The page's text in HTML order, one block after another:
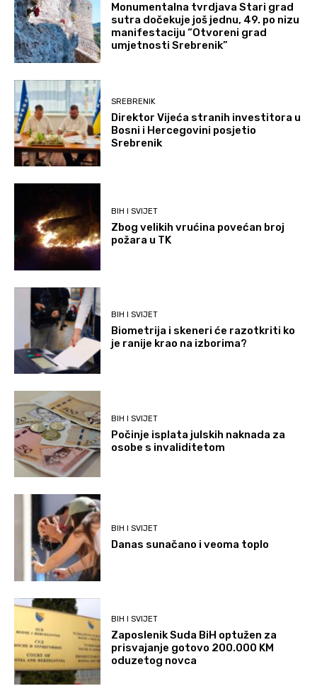
Monumentalna tvrdjava Stari grad
sutra dočekuje još jednu, 49. po nizu
manifestaciju “Otvoreni grad
umjetnosti Srebrenik”
SREBRENIK
Direktor Vijeća stranih investitora u
Bosni i Hercegovini posjetio
Srebrenik
BIH I SVIJET
Zbog velikih vrućina povećan broj
požara u TK
BIH I SVIJET
Biometrija i skeneri će razotkriti ko
je ranije krao na izborima?
BIH I SVIJET
Počinje isplata julskih naknada za
osobe s invaliditetom
BIH I SVIJET
Danas sunačano i veoma toplo
BIH I SVIJET
Zaposlenik Suda BiH optužen za
prisvajanje gotovo 200.000 KM
oduzetog novca